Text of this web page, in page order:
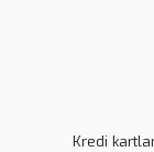
Kredi